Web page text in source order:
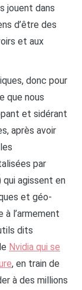
jouent dans
d’être des
et aux
donc pour
que nous
et sidérant
après avoir
par
qui agissent en
et géo-
à l’armement
dits
Nvidia qui se
, en train de
à des millions